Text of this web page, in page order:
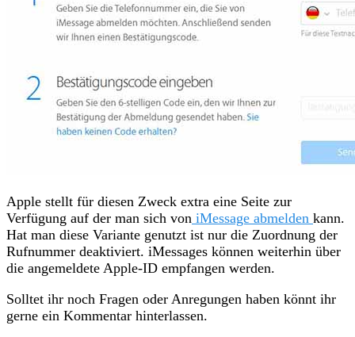
Apple stellt für diesen Zweck extra eine Seite zur
Verfügung auf der man sich von iMessage abmelden kann.
Hat man diese Variante genutzt ist nur die Zuordnung der
Rufnummer deaktiviert. iMessages können weiterhin über
die angemeldete Apple-ID empfangen werden.
Solltet ihr noch Fragen oder Anregungen haben könnt ihr
gerne ein Kommentar hinterlassen.